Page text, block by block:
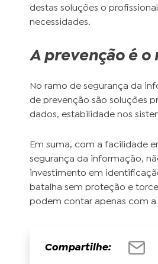
destas soluções o
necessidades.
A prevenção é
No ramo de segurança da
de prevenção são soluções
dados, estabilidade nos
Em suma, com a facilidade
segurança da informação,
investimento em
batalha sem proteção e
podem contar apenas com a
Compartilhe: